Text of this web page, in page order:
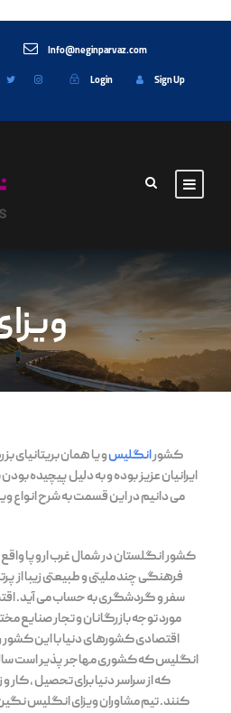
Info@neginparvaz.com
Login Sign Up
کشورانگلیسو یا همان بریتانیای
ایرانیان عزیز بوده و به دلیل پیچیده
می دانیم در این قسمت به شرح انواع
کشور انگلستان در شمال غرب اروپا
فرهنگی چند ملیتی و طبیعتی زیبا از
سفر و گردشگری به حساب می آید.
مورد توجه بازرگانان و تجار صنایع
اقتصادی کشورهای دنیا با این کشور
انگلیس که کشوری مهاجر پذیر است
که از سراسر دنیا برای تحصیل ،
کنند. تیم مشاوران ویزای انگلیس